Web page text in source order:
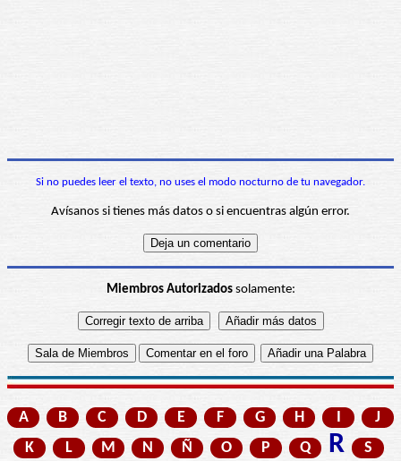
Si no puedes leer el texto, no uses el modo nocturno de tu navegador.
Avísanos si tienes más datos o si encuentras algún error.
Miembros Autorizadossolamente:
A B C D E F G H I
J
K
L M N Ñ O P Q R
S